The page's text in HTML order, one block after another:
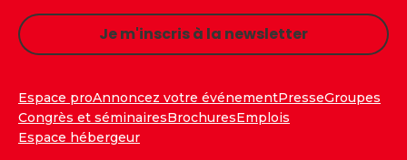
Je m'inscris à la newsletter
Espace proAnnoncez votre événementPresseGroupes
Congrès et séminairesBrochuresEmplois
Espace hébergeur